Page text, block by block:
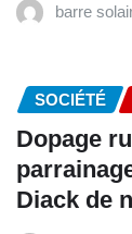
barre
SOCIÉTÉ
Dopage
Diack de